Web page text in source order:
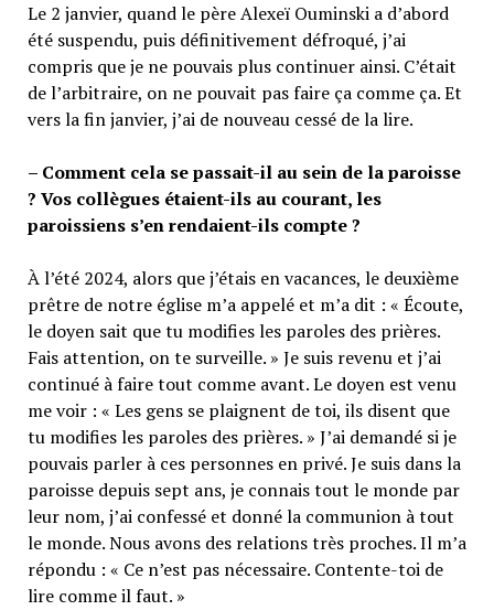
Le 2 janvier, quand le père Alexeï Ouminski a d’abord
été suspendu, puis définitivement défroqué, j’ai
compris que je ne pouvais plus continuer ainsi. C’était
de l’arbitraire, on ne pouvait pas faire ça comme ça. Et
vers la fin janvier, j’ai de nouveau cessé de la lire.
– Comment cela se passait-il au sein de la paroisse
? Vos collègues étaient-ils au courant, les
paroissiens s’en rendaient-ils compte ?
À l’été 2024, alors que j’étais en vacances, le deuxième
prêtre de notre église m’a appelé et m’a dit : « Écoute,
le doyen sait que tu modifies les paroles des prières.
Fais attention, on te surveille. » Je suis revenu et j’ai
continué à faire tout comme avant. Le doyen est venu
me voir : « Les gens se plaignent de toi, ils disent que
tu modifies les paroles des prières. » J’ai demandé si je
pouvais parler à ces personnes en privé. Je suis dans la
paroisse depuis sept ans, je connais tout le monde par
leur nom, j’ai confessé et donné la communion à tout
le monde. Nous avons des relations très proches. Il m’a
répondu : « Ce n’est pas nécessaire. Contente-toi de
lire comme il faut. »